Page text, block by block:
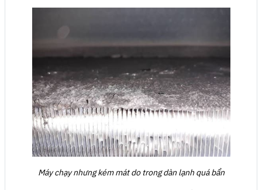
Máy chạy nhưng kém mát do trong dàn lạnh quá bẩn